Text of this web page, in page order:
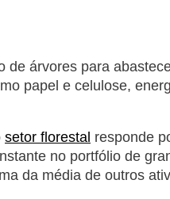
de árvores para
papel e celulose,
setor florestal responde
no portfólio de
da média de outros